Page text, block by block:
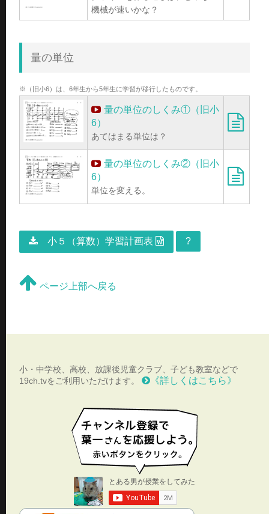
機械が速いかな？
量の単位
※（旧小6）は、6年生から5年生に学習が移行したものです。
量の単位のしくみ①（旧小
6）
あてはまる単位は？
量の単位のしくみ②（旧小
6）
単位を変える。
小５（算数）学習計画表 ?
ページ上部へ戻る
小・中学校、高校、放課後児童クラブ、子ども教室などで
19ch.tvをご利用いただけます。
《詳しくはこちら》